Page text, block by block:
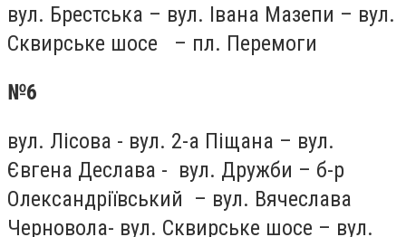
вул. Брестська – вул. Івана Мазепи – вул.
Сквирське шосе – пл. Перемоги
№6
вул. Лісова - вул. 2-а Піщана – вул.
Євгена Деслава - вул. Дружби – б-р
Олександріївський – вул. Вячеслава
Черновола- вул. Сквирське шосе – вул.